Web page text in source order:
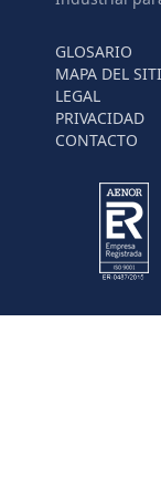
GLOSARIO
MAPA DEL
LEGAL
PRIVACIDAD
CONTACTO